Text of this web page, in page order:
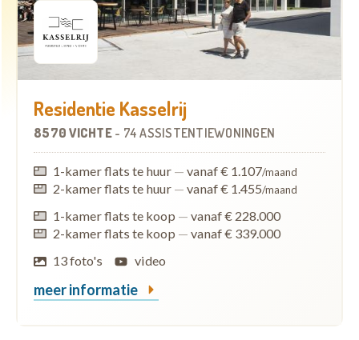
Residentie Kasselrij
8570 VICHTE - 74 ASSISTENTIEWONINGEN
1-kamer flats te huur — vanaf € 1.107/maand
2-kamer flats te huur — vanaf € 1.455/maand
1-kamer flats te koop — vanaf € 228.000
2-kamer flats te koop — vanaf € 339.000
13 foto's
video
meer informatie